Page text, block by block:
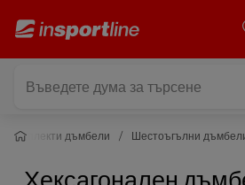
Комплекти дъмбели Шестоъгълни